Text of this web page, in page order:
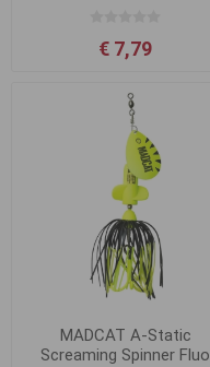
€ 7,79
MADCAT A-Static
Screaming Spinner Fluo